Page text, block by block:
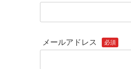
メールアドレス 必須